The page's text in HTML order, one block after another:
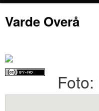
to
Varde Overå